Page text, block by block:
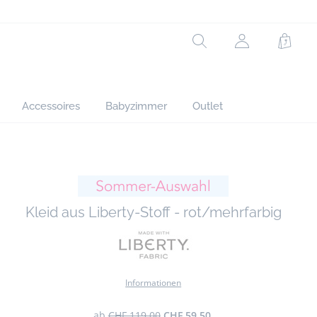
Rechercher
Accessoires Babyzimmer Outlet
Kleid aus Liberty-Stoff - rot/mehrfarbig
Informationen